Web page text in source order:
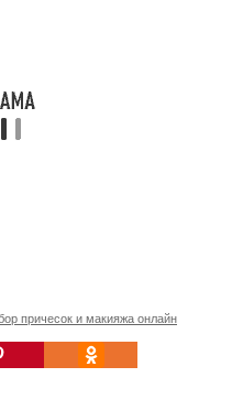
причесок и макияжа онлайн